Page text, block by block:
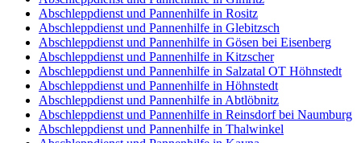
Abschleppdienst und Pannenhilfe in Rositz
Abschleppdienst und Pannenhilfe in Glebitzsch
Abschleppdienst und Pannenhilfe in Gösen bei Eisenberg
Abschleppdienst und Pannenhilfe in Kitzscher
Abschleppdienst und Pannenhilfe in Salzatal OT Höhnstedt
Abschleppdienst und Pannenhilfe in Höhnstedt
Abschleppdienst und Pannenhilfe in Abtlöbnitz
Abschleppdienst und Pannenhilfe in Reinsdorf bei Naumburg
Abschleppdienst und Pannenhilfe in Thalwinkel